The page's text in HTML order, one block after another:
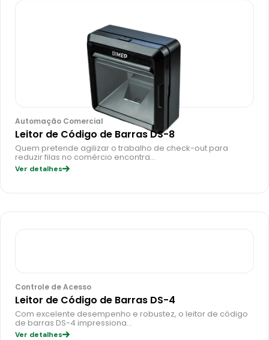
Automação Comercial
Leitor de Código de Barras DS-8
Quem pretende agilizar o trabalho de check-out para
reduzir filas no comércio encontra…
Ver detalhes
Controle de Acesso
Leitor de Código de Barras DS-4
Com excelente desempenho e robustez, o leitor de código
de barras DS-4 impressiona…
Ver detalhes